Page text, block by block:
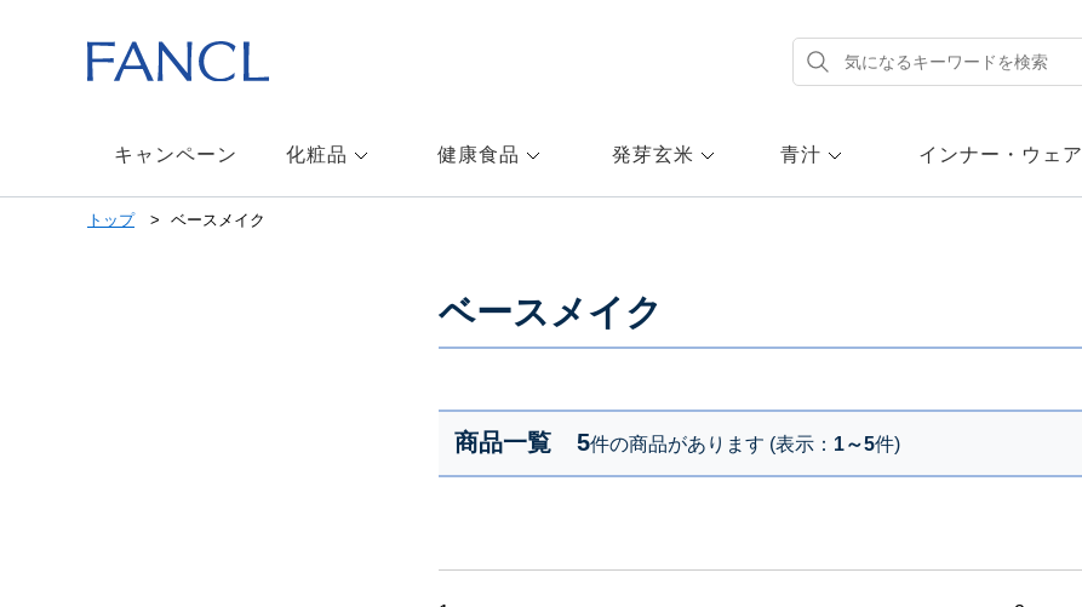
メ
キャンペーン 化粧品 健康食品 発芽玄米 青汁 インナー・ウェア
トップ ベースメイク
ベースメイク
商品一覧 5件の商品があります (表示： 1～5件)